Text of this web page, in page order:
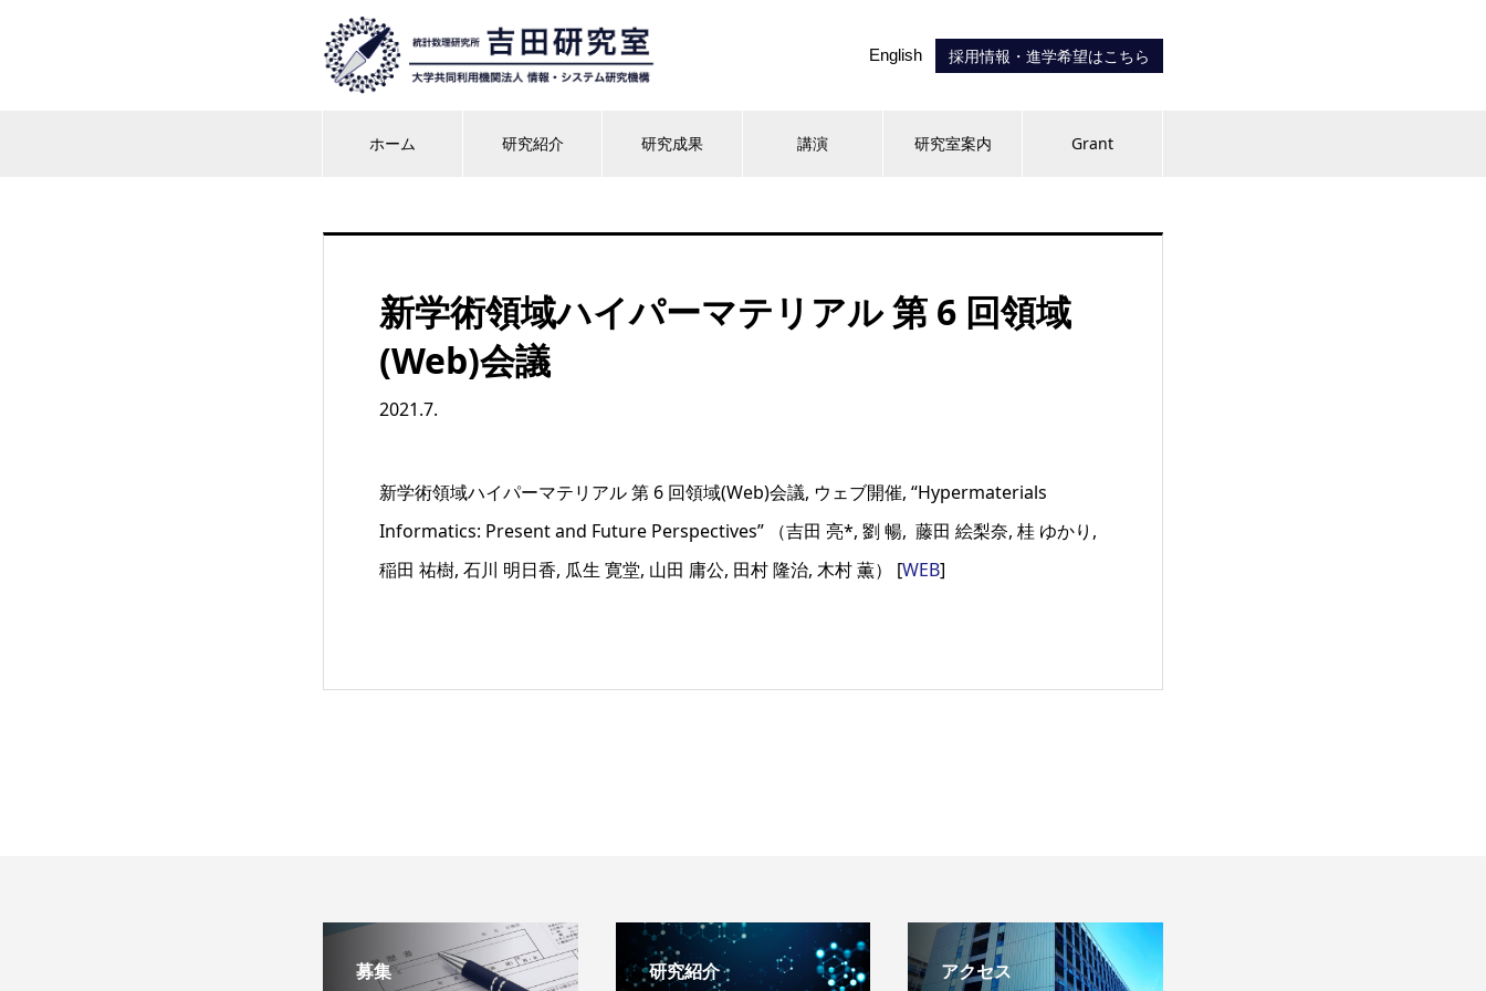
English 採用情報・進学希望はこちら
ホーム 研究紹介 研究成果 講演 研究室案内 Grant
新学術領域ハイパーマテリアル 第 6 回領域
(Web)会議
2021.7.
新学術領域ハイパーマテリアル 第 6 回領域(Web)会議, ウェブ開催, “Hypermaterials
Informatics: Present and Future Perspectives” （吉田 亮*, 劉 暢, 藤田 絵梨奈, 桂 ゆかり,
稲田 祐樹, 石川 明日香, 瓜生 寛堂, 山田 庸公, 田村 隆治, 木村 薫） [WEB]
募集 研究紹介 アクセス